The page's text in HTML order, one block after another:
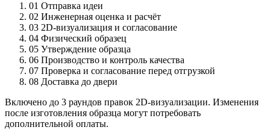
01 Отправка идеи
02 Инженерная оценка и расчёт
03 2D-визуализация и согласование
04 Физический образец
05 Утверждение образца
06 Производство и контроль качества
07 Проверка и согласование перед отгрузкой
08 Доставка до двери
Включено до 3 раундов правок 2D-визуализации. Изменения
после изготовления образца могут потребовать
дополнительной оплаты.